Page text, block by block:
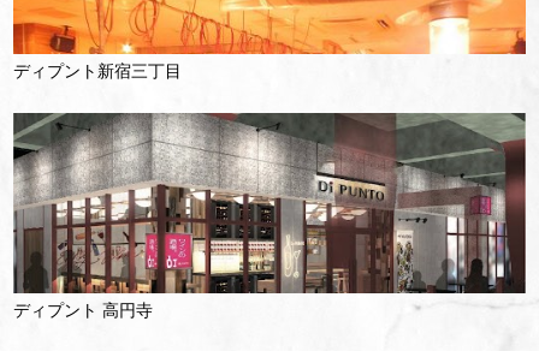
ディプント新宿三丁目
ディプント 高円寺